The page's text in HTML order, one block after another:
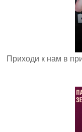
Приходи к нам в